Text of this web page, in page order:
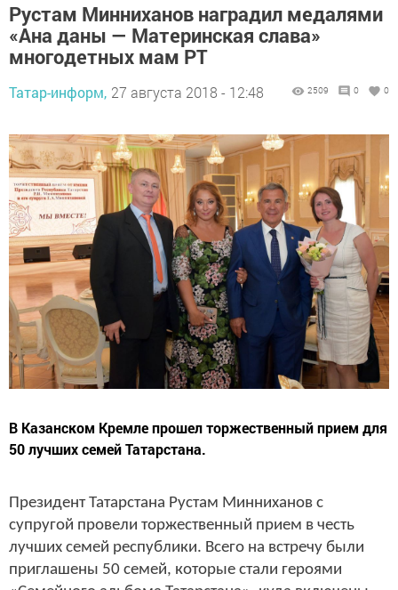
Рустам Минниханов наградил медалями
«Ана даны — Материнская слава»
многодетных мам РТ
Татар-информ, 27 августа 2018 - 12:48 2509 0 0
В Казанском Кремле прошел торжественный прием для
50 лучших семей Татарстана.
Президент Татарстана Рустам Минниханов с
супругой провели торжественный прием в честь
лучших семей республики. Всего на встречу были
приглашены 50 семей, которые стали героями